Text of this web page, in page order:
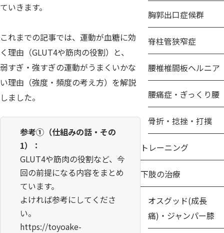
ていきます。
これまでの記事では、運動が血糖に効
く理由（GLUT4や筋肉の役割）と、
弱すぎ・強すぎの運動がうまくいかな
い理由（強度・頻度の考え方）を解説
しました。
参考①（仕組みの話・その
1）：
GLUT4や筋肉の役割など、今
回の前提になる内容をまとめ
ています。
よければ参考にしてくださ
い。
https://toyoake-
胸郭出口症候群
脊柱管狭窄症
腰椎椎間板ヘルニア
腰痛症・ぎっくり腰
骨折・捻挫・打撲
トレーニング
下肢の治療
オスグッド(成長
痛)・ジャンパー膝